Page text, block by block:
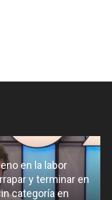
en la labor
y terminar en
categoría en